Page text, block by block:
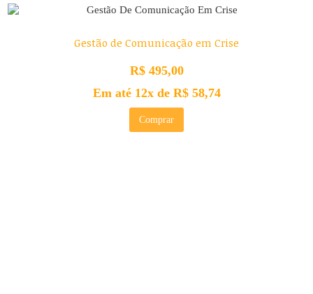
Gestão de Comunicação em Crise
R$495,00
Em até 12x de R$58,74
Comprar